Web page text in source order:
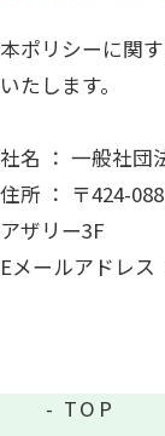
本ポリシーに関
いたします。
社名 ： 一般社団
住所 ： 〒424-
アザリー3F
Eメールアドレ
TOP